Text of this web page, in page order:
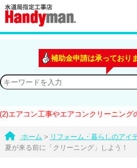
補助金申請は承っており
工事やエアコンクリーニングの影響に
ホーム > リフォーム・暮らしのアイ
夏が来る前に「クリーニング」しよう！